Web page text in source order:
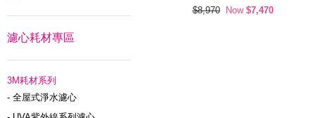
濾心耗材專區
3M耗材系列
- 全屋式淨水濾心
$8,970
Now $7,470